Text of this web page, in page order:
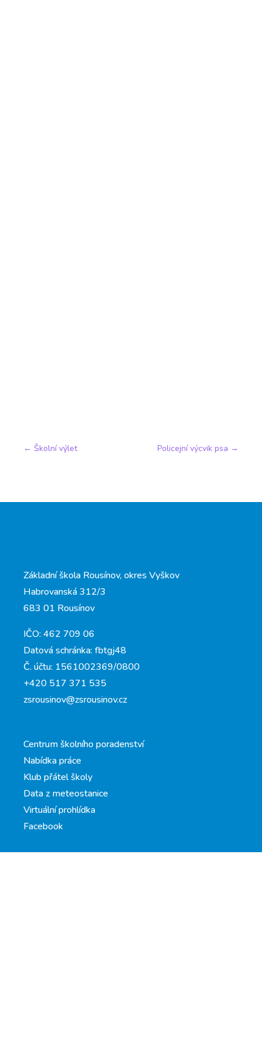
← Školní výlet Policejní výcvik psa →
Základní škola Rousínov, okres Vyškov
Habrovanská 312/3
683 01 Rousínov
IČO: 462 709 06
Datová schránka: fbtgj48
Č. účtu: 1561002369/0800
+420 517 371 535
zsrousinov@zsrousinov.cz
Centrum školního poradenství
Nabídka práce
Klub přátel školy
Data z meteostanice
Virtuální prohlídka
Facebook